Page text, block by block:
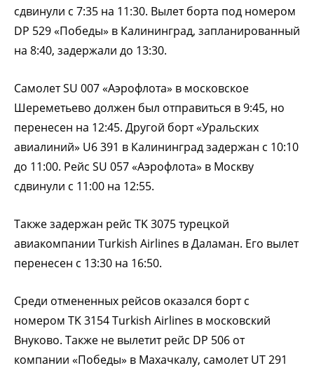
сдвинули с 7:35 на 11:30. Вылет борта под номером
DP 529 «Победы» в Калининград, запланированный
на 8:40, задержали до 13:30.
Самолет SU 007 «Аэрофлота» в московское
Шереметьево должен был отправиться в 9:45, но
перенесен на 12:45. Другой борт «Уральских
авиалиний» U6 391 в Калининград задержан с 10:10
до 11:00. Рейс SU 057 «Аэрофлота» в Москву
сдвинули с 11:00 на 12:55.
Также задержан рейс TK 3075 турецкой
авиакомпании Turkish Airlines в Даламан. Его вылет
перенесен с 13:30 на 16:50.
Среди отмененных рейсов оказался борт с
номером TK 3154 Turkish Airlines в московский
Внуково. Также не вылетит рейс DP 506 от
компании «Победы» в Махачкалу, самолет UT 291